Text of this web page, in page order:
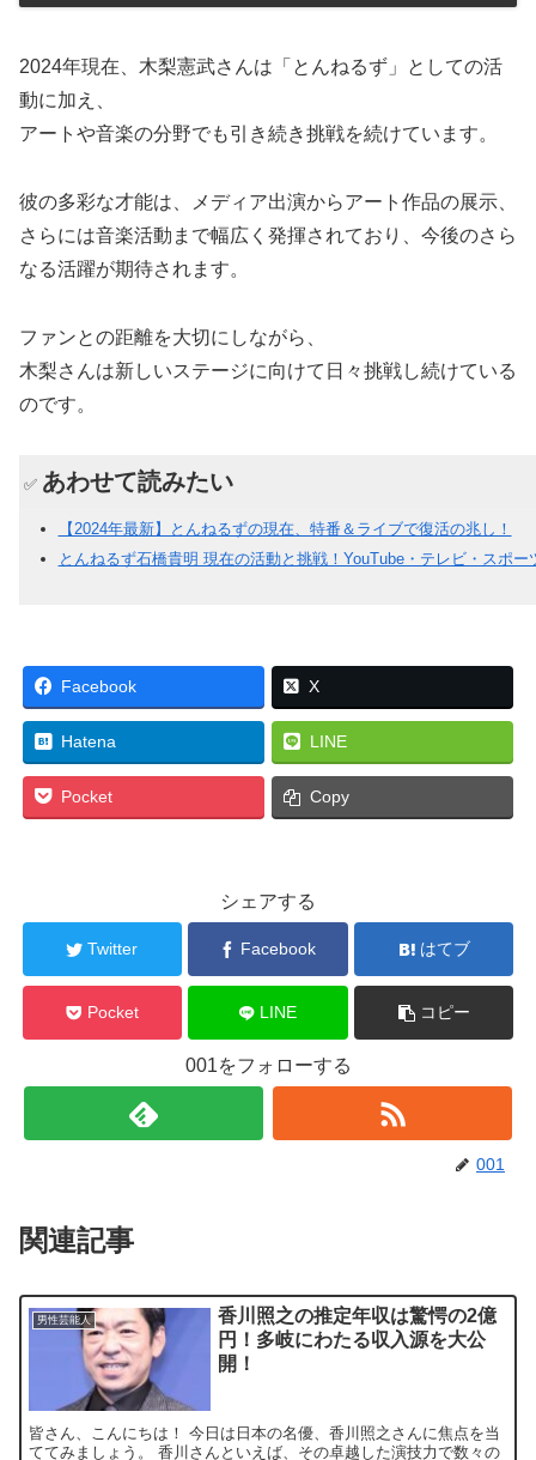
2024年現在、木梨憲武さんは「とんねるず」としての活
動に加え、
アートや音楽の分野でも引き続き挑戦を続けています。
彼の多彩な才能は、メディア出演からアート作品の展示、
さらには音楽活動まで幅広く発揮されており、今後のさら
なる活躍が期待されます。
ファンとの距離を大切にしながら、
木梨さんは新しいステージに向けて日々挑戦し続けている
のです。
✅ あわせて読みたい
【2024年最新】とんねるずの現在、特番＆ライブで復活の兆し！
とんねるず石橋貴明 現在の活動と挑戦！YouTube・テレビ・スポー
Facebook X
Hatena LINE
Pocket Copy
シェアする
Twitter Facebook はてブ
Pocket LINE コピー
001をフォローする
001
関連記事
男性芸能人
香川照之の推定年収は驚愕の2億
円！多岐にわたる収入源を大公
開！
皆さん、こんにちは！ 今日は日本の名優、香川照之さんに焦点を当
ててみましょう。 香川さんといえば、その卓越した演技力で数々の